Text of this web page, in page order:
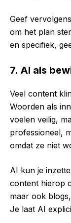
Geef
om het plan
en specifiek,
7. AI als
Veel content
Woorden als
voelen veilig,
professioneel,
omdat ze niet
AI kun je
content hierop
maar ook
Je laat AI